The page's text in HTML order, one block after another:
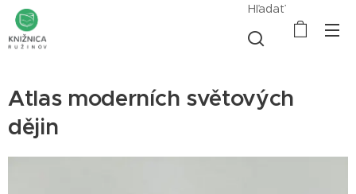
Hľadať
Atlas moderních světových
dějin